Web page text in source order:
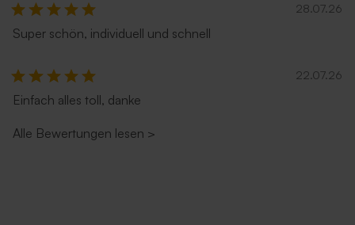
28.07.26
Super schön, individuell und schnell
22.07.26
Einfach alles toll, danke
Alle Bewertungen lesen >